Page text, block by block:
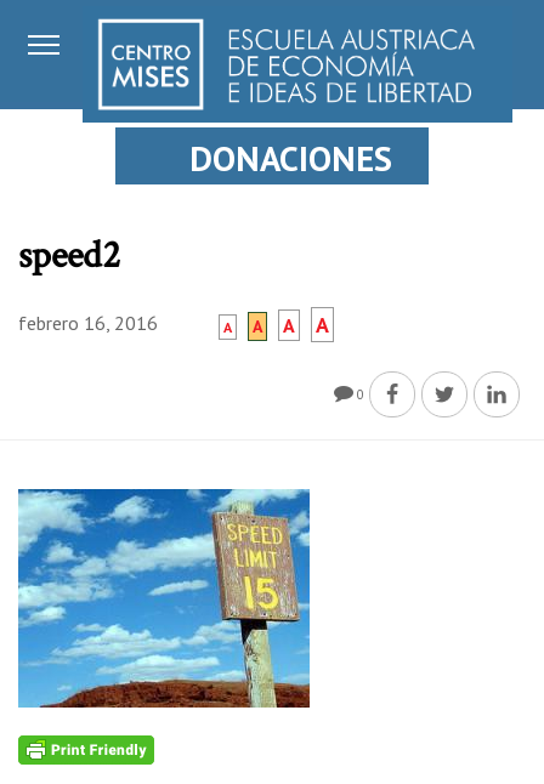
DONACIONES
speed2
febrero 16, 2016 A A A A
0